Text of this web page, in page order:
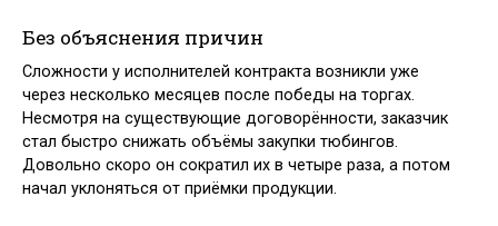
Без объяснения причин
Сложности у исполнителей контракта возникли уже
через несколько месяцев после победы на торгах.
Несмотря на существующие договорённости, заказчик
стал быстро снижать объёмы закупки тюбингов.
Довольно скоро он сократил их в четыре раза, а потом
начал уклоняться от приёмки продукции.